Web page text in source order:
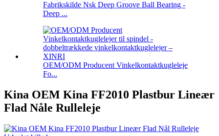
Fabrikskilde Nsk Deep Groove Ball Bearing -
Deep ...
OEM/ODM Producent Vinkelkontaktkugleleje
Fo...
Kina OEM Kina FF2010 Plastbur Lineær
Flad Nåle Rulleleje